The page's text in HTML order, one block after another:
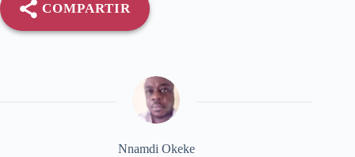
COMPARTIR
Nnamdi Okeke